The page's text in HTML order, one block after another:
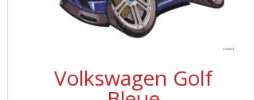
Volkswagen Golf